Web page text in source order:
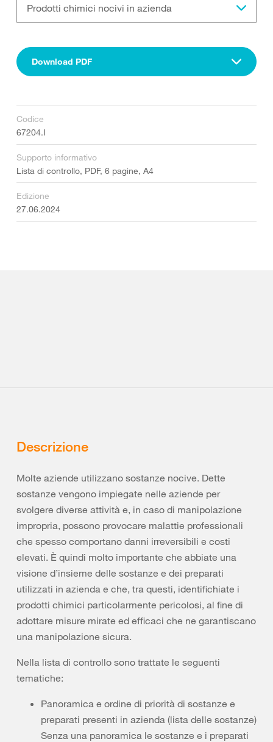
Prodotti chimici nocivi in azienda
Download PDF
Codice
67204.I
Supporto informativo
Lista di controllo, PDF, 6 pagine, A4
Edizione
27.06.2024
Descrizione
Molte aziende utilizzano sostanze nocive. Dette
sostanze vengono impiegate nelle aziende per
svolgere diverse attività e, in caso di manipolazione
impropria, possono provocare malattie professionali
che spesso comportano danni irreversibili e costi
elevati. È quindi molto importante che abbiate una
visione d’insieme delle sostanze e dei preparati
utilizzati in azienda e che, tra questi, identifichiate i
prodotti chimici particolarmente pericolosi, al fine di
adottare misure mirate ed efficaci che ne garantiscano
una manipolazione sicura.
Nella lista di controllo sono trattate le seguenti
tematiche:
Panoramica e ordine di priorità di sostanze e
preparati presenti in azienda (lista delle sostanze)
Senza una panoramica le sostanze e i preparati